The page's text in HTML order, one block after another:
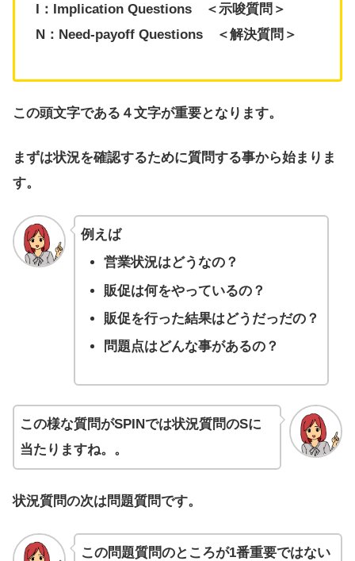
I：Implication Questions ＜示唆質問＞
N：Need-payoff Questions ＜解決質問＞
この頭文字である４文字が重要となります。
まずは状況を確認するために質問する事から始まりま
す。
例えば
営業状況はどうなの？
販促は何をやっているの？
販促を行った結果はどうだっだの？
問題点はどんな事があるの？
この様な質問がSPINでは状況質問のSに
当たりますね。。
状況質問の次は問題質問です。
この問題質問のところが1番重要ではない